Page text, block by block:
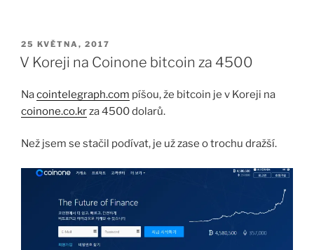
PUBLIKOVÁNO
25 KVĚTNA, 2017
V Koreji na Coinone bitcoin za 4500
Nacointelegraph.com píšou, že bitcoin je v Koreji na
coinone.co.krza 4500 dolarů.
Než jsem se stačil podívat, je už zase o trochu dražší.